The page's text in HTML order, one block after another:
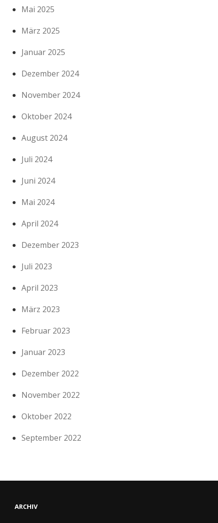
Mai 2025
März 2025
Januar 2025
Dezember 2024
November 2024
Oktober 2024
August 2024
Juli 2024
Juni 2024
Mai 2024
April 2024
Dezember 2023
Juli 2023
April 2023
März 2023
Februar 2023
Januar 2023
Dezember 2022
November 2022
Oktober 2022
September 2022
ARCHIV